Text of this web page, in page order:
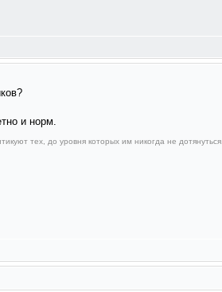
и норм.
тех, до уровня которых им никогда не дотянуться.